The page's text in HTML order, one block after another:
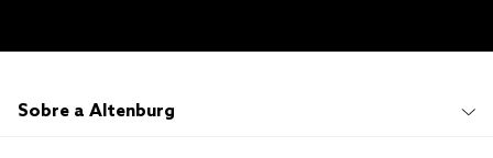
Sobre a Altenburg